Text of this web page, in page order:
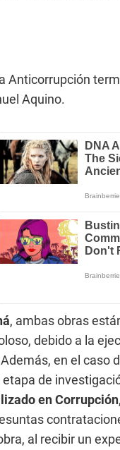
Anticorrupción
Aquino.
, ambas obras
debido a la
en el caso
de
en Corrupción
al recibir un